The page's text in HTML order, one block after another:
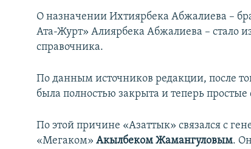
О назначении Ихтиярбека Абжалиева –
Ата-Журт» Алиярбека Абжалиева – стало
справочника.
По данным источников редакции, после
была полностью закрыта и теперь
По этой причине «Азаттык» связался с
«Мегаком»Акылбеком Жамангуловым.